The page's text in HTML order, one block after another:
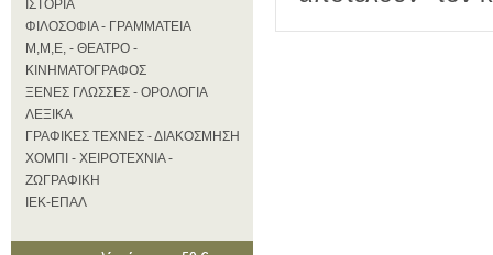
ΙΣΤΟΡΙΑ
ΦΙΛΟΣΟΦΙΑ - ΓΡΑΜΜΑΤΕΙΑ
Μ,Μ,Ε, - ΘΕΑΤΡΟ -
ΚΙΝΗΜΑΤΟΓΡΑΦΟΣ
ΞΕΝΕΣ ΓΛΩΣΣΕΣ - ΟΡΟΛΟΓΙΑ
ΛΕΞΙΚΑ
ΓΡΑΦΙΚΕΣ ΤΕΧΝΕΣ - ΔΙΑΚΟΣΜΗΣΗ
ΧΟΜΠΙ - ΧΕΙΡΟΤΕΧΝΙΑ -
ΖΩΓΡΑΦΙΚΗ
ΙΕΚ-ΕΠΑΛ